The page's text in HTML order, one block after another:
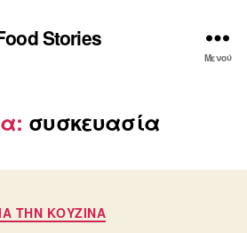
Stories
Μενού
συσκευασία
Κατηγορίες
ΤΗΝ ΚΟΥΖΙΝΑ